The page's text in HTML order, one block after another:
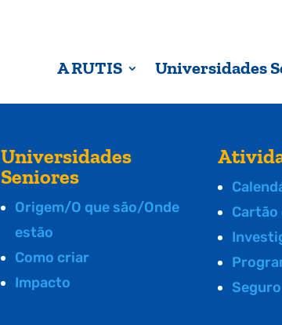
A RUTIS Universidades
Universidades
Seniores
Origem/O que são/Onde
estão
Como criar
Impacto
Cartão